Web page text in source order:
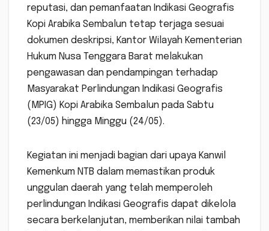
reputasi, dan pemanfaatan Indikasi Geografis
Kopi Arabika Sembalun tetap terjaga sesuai
dokumen deskripsi, Kantor Wilayah Kementerian
Hukum Nusa Tenggara Barat melakukan
pengawasan dan pendampingan terhadap
Masyarakat Perlindungan Indikasi Geografis
(MPIG) Kopi Arabika Sembalun pada Sabtu
(23/05) hingga Minggu (24/05).
Kegiatan ini menjadi bagian dari upaya Kanwil
Kemenkum NTB dalam memastikan produk
unggulan daerah yang telah memperoleh
perlindungan Indikasi Geografis dapat dikelola
secara berkelanjutan, memberikan nilai tambah